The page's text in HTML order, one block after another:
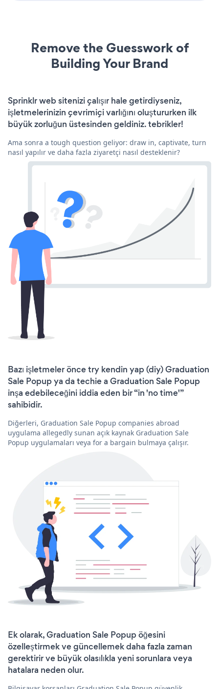
Remove the Guesswork of
Building Your Brand
Sprinklr web sitenizi çalışır hale getirdiyseniz,
işletmelerinizin çevrimiçi varlığını oluştururken ilk
büyük zorluğun üstesinden geldiniz. tebrikler!
Ama sonra a tough question geliyor: draw in, captivate, turn
nasıl yapılır ve daha fazla ziyaretçi nasıl desteklenir?
Bazı işletmeler önce try kendin yap (diy) Graduation
Sale Popup ya da techie a Graduation Sale Popup
inşa edebileceğini iddia eden bir “in 'no time'”
sahibidir.
Diğerleri, Graduation Sale Popup companies abroad
uygulama allegedly sunan açık kaynak Graduation Sale
Popup uygulamaları veya for a bargain bulmaya çalışır.
Ek olarak, Graduation Sale Popup öğesini
özelleştirmek ve güncellemek daha fazla zaman
gerektirir ve büyük olasılıkla yeni sorunlara veya
hatalara neden olur.